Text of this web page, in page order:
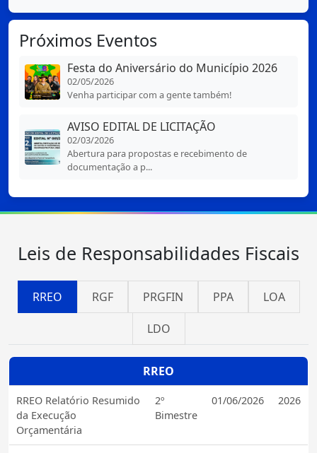
Próximos Eventos
Festa do Aniversário do Município 2026
02/05/2026
Venha participar com a gente também!
AVISO EDITAL DE LICITAÇÃO
02/03/2026
Abertura para propostas e recebimento de
documentação a p...
Leis de Responsabilidades Fiscais
RREO RGF PRGFIN PPA LOA
LDO
RREO
RREO Relatório Resumido
da Execução
Orçamentária
2º
Bimestre
01/06/2026 2026